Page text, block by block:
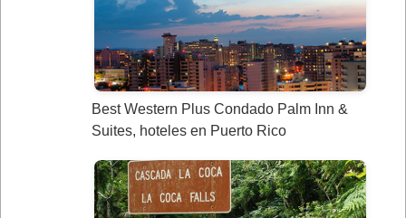
Best Western Plus Condado Palm Inn &
Suites, hoteles en Puerto Rico